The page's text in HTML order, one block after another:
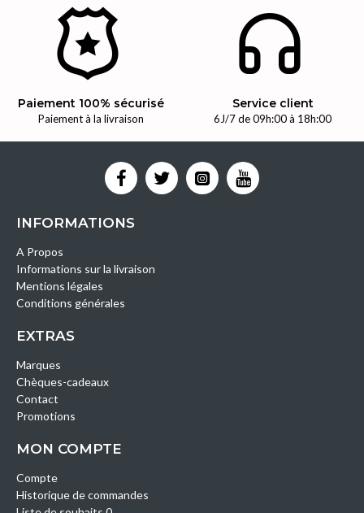
Paiement 100% sécurisé
Paiement à la livraison
Service client
6J/7 de 09h:00 à 18h:00
INFORMATIONS
A Propos
Informations sur la livraison
Mentions légales
Conditions générales
EXTRAS
Marques
Chèques-cadeaux
Contact
Promotions
MON COMPTE
Compte
Historique de commandes